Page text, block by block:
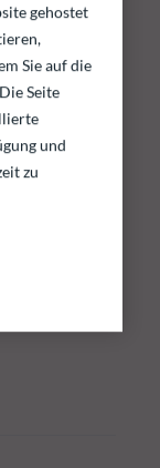
gehostet
Sie auf die
Seite
und
zu